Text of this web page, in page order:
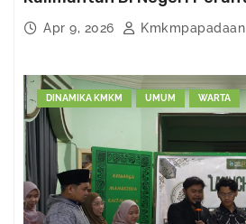
Apr 9, 2026 Kmkmpapadaan
DINAMIKA KMKM UMUM WARTA